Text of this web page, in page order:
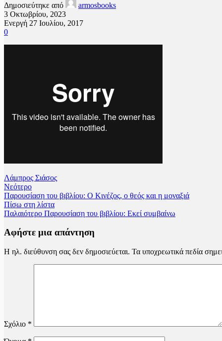
Δημοσιεύτηκε από
armosbooks
3 Οκτωβρίου, 2023
Ενεργή 27 Ιουλίου, 2017
0
Λάμπρος Σιάσος
Νεότερο
Παρουσίαση του βιβλίου: Ο Κινέζος, ο θεός και η μοναξιά
Πίσω στη λίστα
Παλαιότερο Παρουσίαση του βιβλίου: Εκεί συμβαίνω
Αφήστε μια απάντηση
Η ηλ. διεύθυνση σας δεν δημοσιεύεται. Τα υποχρεωτικά πεδία
Σχόλιο *